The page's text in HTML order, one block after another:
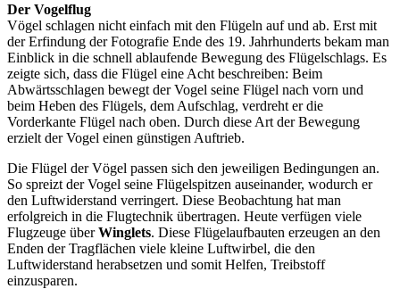
Der Vogelflug
Vögel schlagen nicht einfach mit den Flügeln auf und ab. Erst mit
der Erfindung der Fotografie Ende des 19. Jahrhunderts bekam man
Einblick in die schnell ablaufende Bewegung des Flügelschlags. Es
zeigte sich, dass die Flügel eine Acht beschreiben: Beim
Abwärtsschlagen bewegt der Vogel seine Flügel nach vorn und
beim Heben des Flügels, dem Aufschlag, verdreht er die
Vorderkante Flügel nach oben. Durch diese Art der Bewegung
erzielt der Vogel einen günstigen Auftrieb.
Die Flügel der Vögel passen sich den jeweiligen Bedingungen an.
So spreizt der Vogel seine Flügelspitzen auseinander, wodurch er
den Luftwiderstand verringert. Diese Beobachtung hat man
erfolgreich in die Flugtechnik übertragen. Heute verfügen viele
Flugzeuge überWinglets. Diese Flügelaufbauten erzeugen an den
Enden der Tragflächen viele kleine Luftwirbel, die den
Luftwiderstand herabsetzen und somit Helfen, Treibstoff
einzusparen.